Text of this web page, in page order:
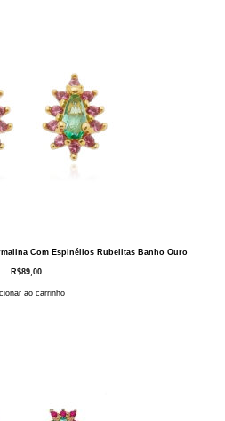
Com Espinélios Rubelitas Banho Ouro
R$89,00
ao carrinho